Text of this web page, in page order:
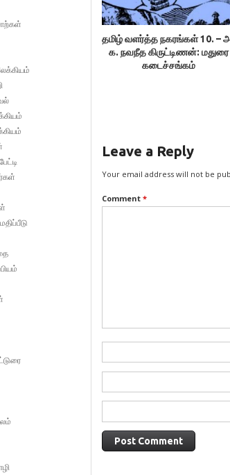
தமிழ் வளர்த்த நகரங்கள் 10. –
க. நவநீத கிருட்டிணன்: மதுரை
கடைச்சங்கம்
Leave a Reply
Your email address will not be
Comment *